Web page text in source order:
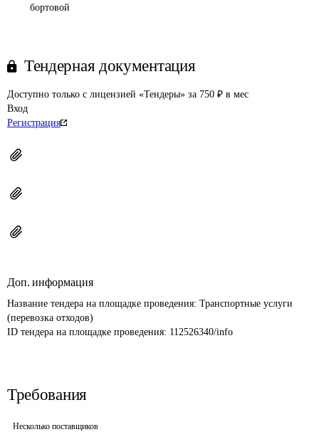
бортовой
Тендерная документация
Доступно только с лицензией «Тендеры» за 750 ₽ в мес
Вход
Регистрация
Доп. информация
Название тендера на площадке проведения: Транспортные услуги
(перевозка отходов)
ID тендера на площадке проведения: 112526340/info
Требования
Несколько поставщиков